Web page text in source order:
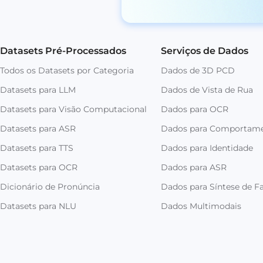
Datasets Pré-Processados
Todos os Datasets por Categoria
Datasets para LLM
Datasets para Visão Computacional
Datasets para ASR
Datasets para TTS
Datasets para OCR
Dicionário de Pronúncia
Datasets para NLU
Serviços de Dados
Dados de 3D PCD
Dados de Vista de Rua
Dados para OCR
Dados para
Dados para Identidade
Dados para ASR
Dados para Síntese de
Dados Multimodais